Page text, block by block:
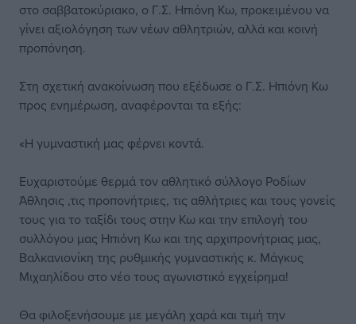
στο σαββατοκύριακο, ο Γ.Σ. Ηπιόνη Κω, προκειμένου να
γίνει αξιολόγηση των νέων αθλητριών, αλλά και κοινή
προπόνηση.
Στη σχετική ανακοίνωση που εξέδωσε ο Γ.Σ. Ηπιόνη Κω
προς ενημέρωση, αναφέρονται τα εξής:
«Η γυμναστική μας φέρνει κοντά.
Ευχαριστούμε θερμά τον αθλητικό σύλλογο Ροδίων
Άθλησις ,τις προπονήτριες, τις αθλήτριες και τους γονείς
τους για το ταξίδι τους στην Κω και την επιλογή του
συλλόγου μας Ηπιόνη Κω και της αρχιπρονήτριας μας,
Βαλκανιονίκη της ρυθμικής γυμναστικής κ. Μάγκυς
Μιχαηλίδου στο νέο τους αγωνιστικό εγχείρημα!
Θα φιλοξενήσουμε με μεγάλη χαρά και τιμή την